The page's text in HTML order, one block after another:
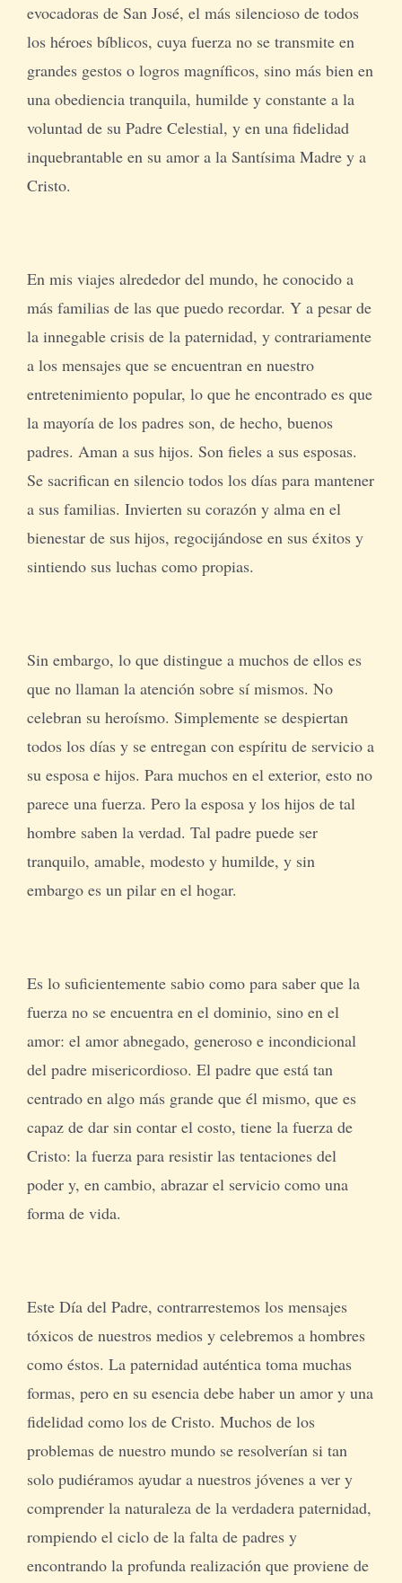
evocadoras de San José, el más silencioso de todos
los héroes bíblicos, cuya fuerza no se transmite en
grandes gestos o logros magníficos, sino más bien en
una obediencia tranquila, humilde y constante a la
voluntad de su Padre Celestial, y en una fidelidad
inquebrantable en su amor a la Santísima Madre y a
Cristo.
En mis viajes alrededor del mundo, he conocido a
más familias de las que puedo recordar. Y a pesar de
la innegable crisis de la paternidad, y contrariamente
a los mensajes que se encuentran en nuestro
entretenimiento popular, lo que he encontrado es que
la mayoría de los padres son, de hecho, buenos
padres. Aman a sus hijos. Son fieles a sus esposas.
Se sacrifican en silencio todos los días para mantener
a sus familias. Invierten su corazón y alma en el
bienestar de sus hijos, regocijándose en sus éxitos y
sintiendo sus luchas como propias.
Sin embargo, lo que distingue a muchos de ellos es
que no llaman la atención sobre sí mismos. No
celebran su heroísmo. Simplemente se despiertan
todos los días y se entregan con espíritu de servicio a
su esposa e hijos. Para muchos en el exterior, esto no
parece una fuerza. Pero la esposa y los hijos de tal
hombre saben la verdad. Tal padre puede ser
tranquilo, amable, modesto y humilde, y sin
embargo es un pilar en el hogar.
Es lo suficientemente sabio como para saber que la
fuerza no se encuentra en el dominio, sino en el
amor: el amor abnegado, generoso e incondicional
del padre misericordioso. El padre que está tan
centrado en algo más grande que él mismo, que es
capaz de dar sin contar el costo, tiene la fuerza de
Cristo: la fuerza para resistir las tentaciones del
poder y, en cambio, abrazar el servicio como una
forma de vida.
Este Día del Padre, contrarrestemos los mensajes
tóxicos de nuestros medios y celebremos a hombres
como éstos. La paternidad auténtica toma muchas
formas, pero en su esencia debe haber un amor y una
fidelidad como los de Cristo. Muchos de los
problemas de nuestro mundo se resolverían si tan
solo pudiéramos ayudar a nuestros jóvenes a ver y
comprender la naturaleza de la verdadera paternidad,
rompiendo el ciclo de la falta de padres y
encontrando la profunda realización que proviene de